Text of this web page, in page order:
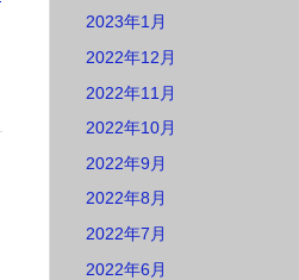
2023年1月
2022年12月
2022年11月
2022年10月
2022年9月
2022年8月
2022年7月
2022年6月